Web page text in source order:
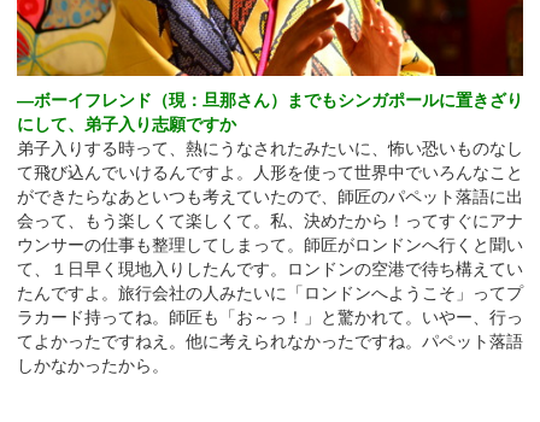
―ボーイフレンド（現：旦那さん）までもシンガポールに置きざり
にして、弟子入り志願ですか
弟子入りする時って、熱にうなされたみたいに、怖い恐いものなし
て飛び込んでいけるんですよ。人形を使って世界中でいろんなこと
ができたらなあといつも考えていたので、師匠のパペット落語に出
会って、もう楽しくて楽しくて。私、決めたから！ってすぐにアナ
ウンサーの仕事も整理してしまって。師匠がロンドンへ行くと聞い
て、１日早く現地入りしたんです。ロンドンの空港で待ち構えてい
たんですよ。旅行会社の人みたいに「ロンドンへようこそ」ってプ
ラカード持ってね。師匠も「お～っ！」と驚かれて。いやー、行っ
てよかったですねえ。他に考えられなかったですね。パペット落語
しかなかったから。